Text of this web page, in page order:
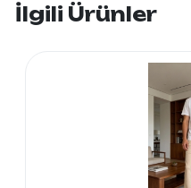
İlgili Ürünler